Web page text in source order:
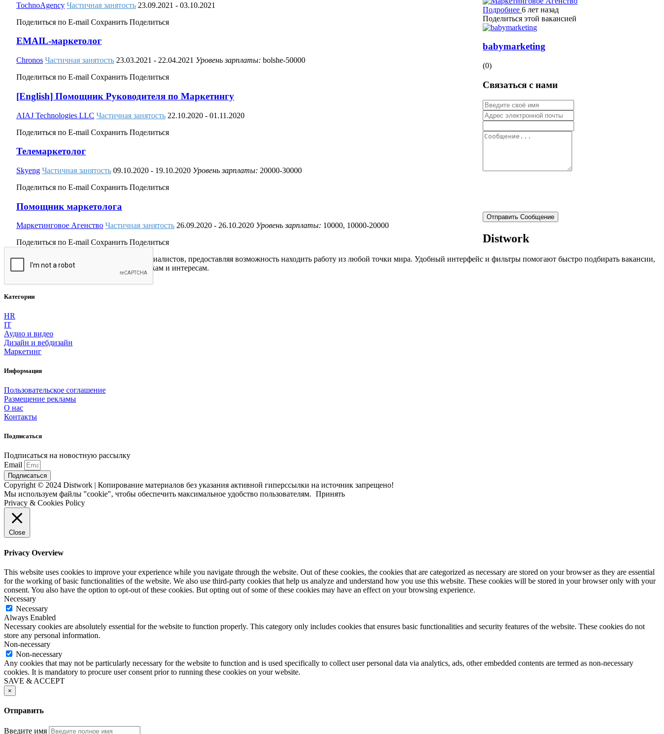
TochnoAgency Частичная занятость 23.09.2021 - 03.10.2021
Поделиться по E-mail Сохранить Поделиться
EMAIL-маркетолог
Chronos Частичная занятость 23.03.2021 - 22.04.2021 Уровень зарплаты: bolshe-50000
Поделиться по E-mail Сохранить Поделиться
[English] Помощник Руководителя по Маркетингу
AIAJ Technologies LLC Частичная занятость 22.10.2020 - 01.11.2020
Поделиться по E-mail Сохранить Поделиться
Телемаркетолог
Skyeng Частичная занятость 09.10.2020 - 19.10.2020 Уровень зарплаты: 20000-30000
Поделиться по E-mail Сохранить Поделиться
Помощник маркетолога
Маркетинговое Агенство Частичная занятость 26.09.2020 - 26.10.2020 Уровень зарплаты: 10000, 10000-20000
Поделиться по E-mail Сохранить Поделиться
Подробнее6 лет назад
Поделиться этой вакансией
babymarketing
(0)
Связаться с нами
Отправить Сообщение
Distwork
Платформа соединяет работодателей и специалистов, предоставляя возможность находить работу из любой точки мира. Удобный интерфейс и фильтры помогают быстро подбирать вакансии,
соответствующие профессиональным навыкам и интересам.
Yandex
Категории
HR
IT
Аудио и видео
Дизайн и вебдизайн
Маркетинг
Информация
Пользовательское соглашение
Размещение рекламы
О нас
Контакты
Подписаться
Подписаться на новостную рассылку
Email
Подписаться
Copyright © 2024 Distwork | Копирование материалов без указания активной гиперссылки на источник запрещено!
Мы используем файлы "cookie", чтобы обеспечить максимальное удобство пользователям. Принять
Privacy & Cookies Policy
Close
Privacy Overview
This website uses cookies to improve your experience while you navigate through the website. Out of these cookies, the cookies that are categorized as necessary are stored on your browser as they are essential
for the working of basic functionalities of the website. We also use third-party cookies that help us analyze and understand how you use this website. These cookies will be stored in your browser only with your
consent. You also have the option to opt-out of these cookies. But opting out of some of these cookies may have an effect on your browsing experience.
Necessary
Necessary
Always Enabled
Necessary cookies are absolutely essential for the website to function properly. This category only includes cookies that ensures basic functionalities and security features of the website. These cookies do not
store any personal information.
Non-necessary
Non-necessary
Any cookies that may not be particularly necessary for the website to function and is used specifically to collect user personal data via analytics, ads, other embedded contents are termed as non-necessary
cookies. It is mandatory to procure user consent prior to running these cookies on your website.
SAVE & ACCEPT
×
Отправить
Введите имя